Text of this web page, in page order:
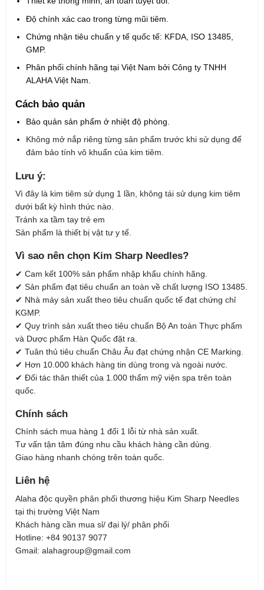
Độ chính xác cao trong từng mũi tiêm.
Chứng nhận tiêu chuẩn y tế quốc tế: KFDA, ISO 13485,
GMP.
Phân phối chính hãng tại Việt Nam bởi Công ty TNHH
ALAHA Việt Nam.
Cách bảo quản
Bảo quản sản phẩm ở nhiệt độ phòng.
Không mở nắp riêng từng sản phẩm trước khi sử dụng để
đảm bảo tính vô khuẩn của kim tiêm.
Lưu ý:
Vì đây là kim tiêm sử dụng 1 lần, không tái sử dụng kim tiêm
dưới bất kỳ hình thức nào.
Tránh xa tầm tay trẻ em
Sản phẩm là thiết bị vật tư y tế.
Vì sao nên chọn Kim Sharp Needles?
✔ Cam kết 100% sản phẩm nhập khẩu chính hãng.
✔ Sản phẩm đạt tiêu chuẩn an toàn về chất lượng ISO 13485.
✔ Nhà máy sản xuất theo tiêu chuẩn quốc tế đạt chứng chỉ
KGMP.
✔ Quy trình sản xuất theo tiêu chuẩn Bộ An toàn Thực phẩm
và Dược phẩm Hàn Quốc đặt ra.
✔ Tuân thủ tiêu chuẩn Châu Âu đạt chứng nhận CE Marking.
✔ Hơn 10.000 khách hàng tin dùng trong và ngoài nước.
✔ Đối tác thân thiết của 1.000 thẩm mỹ viện spa trên toàn
quốc.
Chính sách
Chính sách mua hàng 1 đổi 1 lỗi từ nhà sản xuất.
Tư vấn tận tâm đúng nhu cầu khách hàng cần dùng.
Giao hàng nhanh chóng trên toàn quốc.
Liên hệ
Alaha độc quyền phân phối thương hiệu Kim Sharp Needles
tại thị trường Việt Nam
Khách hàng cần mua sỉ/ đại lý/ phân phối
Hotline: +84 90137 9077
Gmail: alahagroup@gmail.com